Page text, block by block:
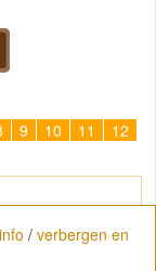
9 10 11
12
info / verbergen en